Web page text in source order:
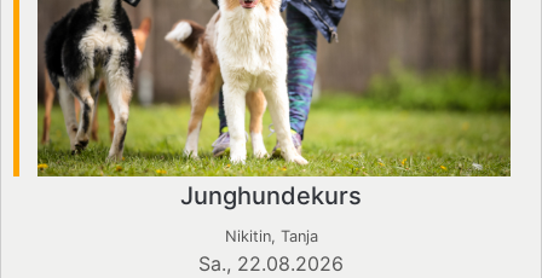
Junghundekurs
Nikitin, Tanja
Sa., 22.08.2026